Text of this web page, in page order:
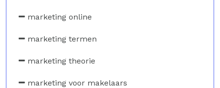
marketing online
marketing termen
marketing theorie
marketing voor makelaars